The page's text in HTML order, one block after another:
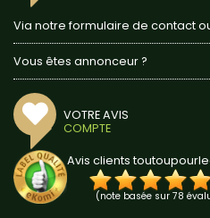
Via notre formulaire de contact
Vous êtes annonceur ?
VOTRE AVIS
COMPTE
Avis clients
(note basée sur 78